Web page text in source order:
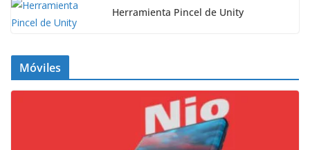
Herramienta Pincel de Unity
Móviles